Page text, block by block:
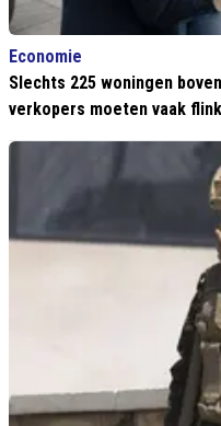
Economie
Slechts 225 woningen
verkopers moeten vaak